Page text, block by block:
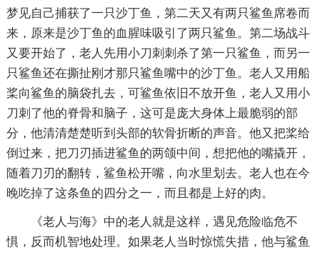
梦见自己捕获了一只沙丁鱼，第二天又有两只鲨鱼席卷而
来，原来是沙丁鱼的血腥味吸引了两只鲨鱼。第二场战斗
又要开始了，老人先用小刀刺刺杀了第一只鲨鱼，而另一
只鲨鱼还在撕扯刚才那只鲨鱼嘴中的沙丁鱼。老人又用船
桨向鲨鱼的脑袋扎去，可鲨鱼依旧不放开鱼，老人又用小
刀刺了他的脊骨和脑子，这可是庞大身体上最脆弱的部
分，他清清楚楚听到头部的软骨折断的声音。他又把桨给
倒过来，把刀刃插进鲨鱼的两颌中间，想把他的嘴撬开，
随着刀刃的翻转，鲨鱼松开嘴，向水里划去。老人也在今
晚吃掉了这条鱼的四分之一，而且都是上好的肉。
《老人与海》中的老人就是这样，遇见危险临危不
惧，反而机智地处理。如果老人当时惊慌失措，他与鲨鱼